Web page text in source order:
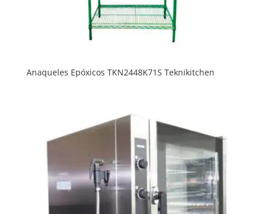
Anaqueles Epóxicos TKN2448K71S Teknikitchen